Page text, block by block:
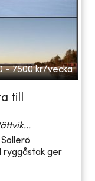
- 7500 kr/vecka
till
ryggåstak ger